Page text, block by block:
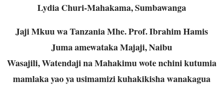
Lydia Churi-Mahakama, Sumbawanga
Jaji Mkuu wa Tanzania Mhe. Prof. Ibrahim Hamis
Juma amewataka Majaji, Naibu
Wasajili, Watendaji na Mahakimu wote nchini kutumia
mamlaka yao ya usimamizikuhakikisha wanakagua